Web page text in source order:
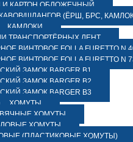
И КАРТОН ОБЛОЖЕЧНЫЙ
ШЛАНГОВ (ЁРШ, БРС,
КАМЛОКИ
ТРАНСПОРТЁРНЫХ ЛЕНТ
ВИНТОВОЕ FOLLA FURETTO N
ВИНТОВОЕ FOLLA FURETTO N
ЗАМОК BARGER B1
ЗАМОК BARGER B2
ЗАМОК BARGER B3
ХОМУТЫ
ХОМУТЫ
ХОМУТЫ
(ПЛАСТИКОВЫЕ ХОМУТЫ)